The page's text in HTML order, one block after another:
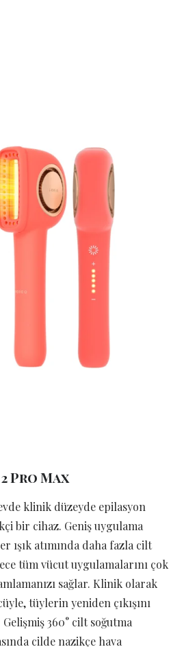
Pro Max
klinik düzeyde epilasyon
bir cihaz. Geniş uygulama
ışık atımında daha fazla cilt
tüm vücut uygulamalarını çok
sağlar. Klinik olarak
tüylerin yeniden çıkışını
360° cilt soğutma
cilde nazikçe hava